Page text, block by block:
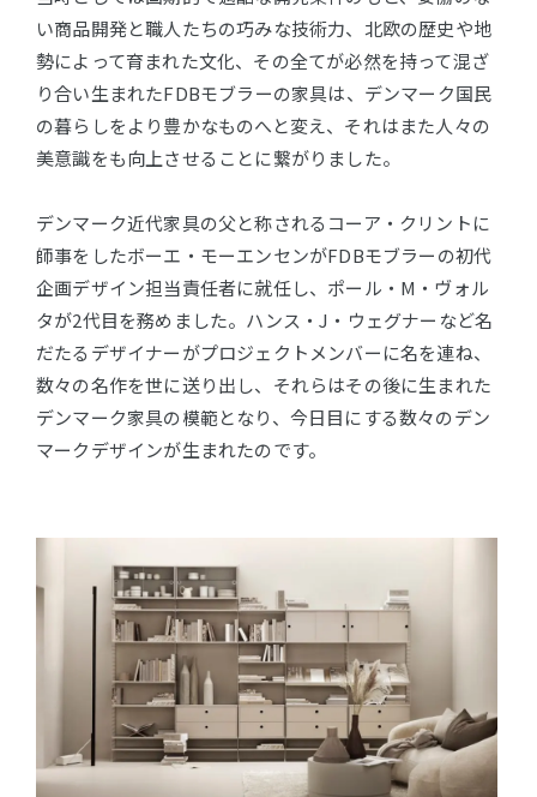
い商品開発と職人たちの巧みな技術力、北欧の歴史や地
勢によって育まれた文化、その全てが必然を持って混ざ
り合い生まれたFDBモブラーの家具は、デンマーク国民
の暮らしをより豊かなものへと変え、それはまた人々の
美意識をも向上させることに繋がりました。
デンマーク近代家具の父と称されるコーア・クリントに
師事をしたボーエ・モーエンセンがFDBモブラーの初代
企画デザイン担当責任者に就任し、ポール・M・ヴォル
タが2代目を務めました。ハンス・J・ウェグナーなど名
だたるデザイナーがプロジェクトメンバーに名を連ね、
数々の名作を世に送り出し、それらはその後に生まれた
デンマーク家具の模範となり、今日目にする数々のデン
マークデザインが生まれたのです。